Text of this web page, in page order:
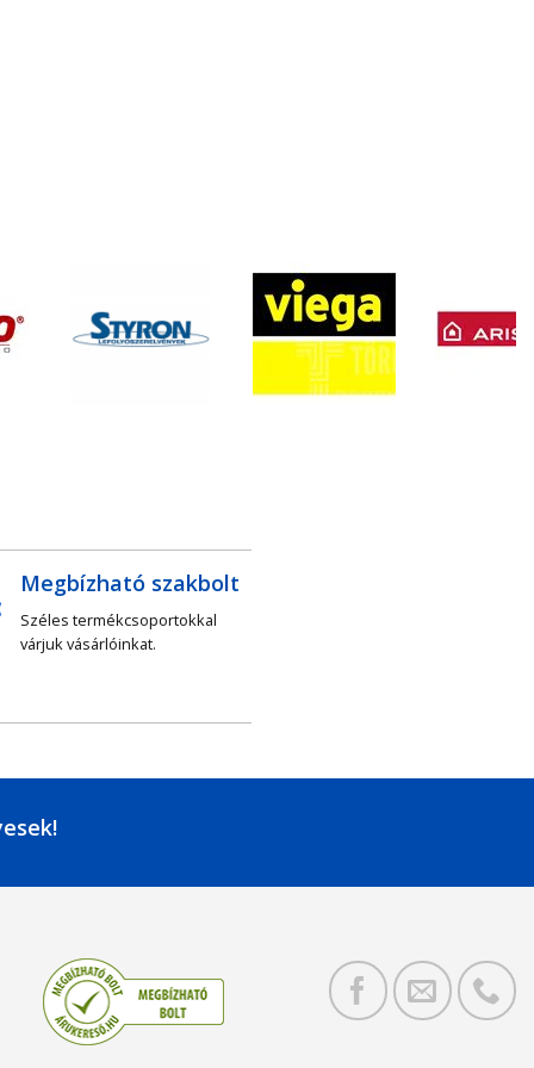
Megbízható szakbolt
Széles termékcsoportokkal
várjuk vásárlóinkat.